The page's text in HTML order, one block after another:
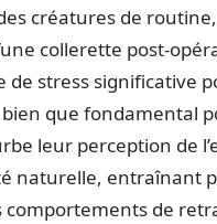
créatures de
collerette post-
de stress significative
bien que fondamental
leur perception de
naturelle, entraînant
comportements de